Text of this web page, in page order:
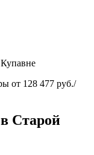
от 128 477 руб./
Старой